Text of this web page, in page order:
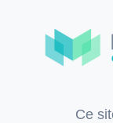
Ce